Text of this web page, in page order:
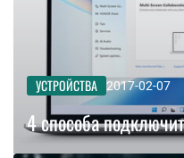
УСТРОЙСТВА 2017-02-07
4 способа